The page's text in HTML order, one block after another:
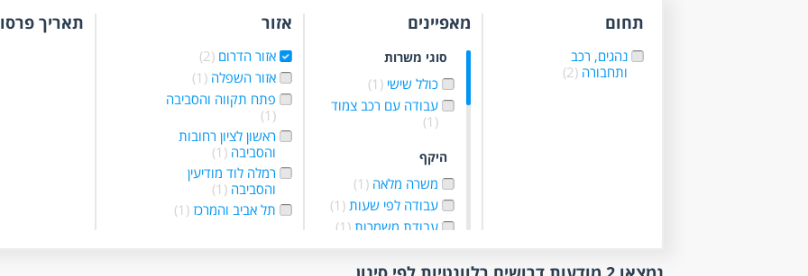
תחום
נהגים, רכב
ותחבורה (2)
מאפיינים
סוגי משרות
כולל שישי (1)
עבודה עם רכב צמוד
(1)
היקף
משרה מלאה (1)
עבודה לפי שעות (1)
עבודת משמרות (1)
קהלי יעד
אזור
אזור הדרום (2)
אזור השפלה (1)
פתח תקווה והסביבה
(1)
ראשון לציון רחובות
והסביבה (1)
רמלה לוד מודיעין
והסביבה (1)
תל אביב והמרכז (1)
תאריך